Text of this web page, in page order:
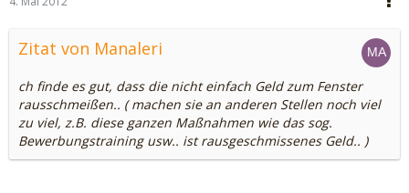
Zitat von Manaleri
ch finde es gut, dass die nicht einfach Geld zum Fenster
rausschmeißen.. ( machen sie an anderen Stellen noch viel
zu viel, z.B. diese ganzen Maßnahmen wie das sog.
Bewerbungstraining usw.. ist rausgeschmissenes Geld.. )